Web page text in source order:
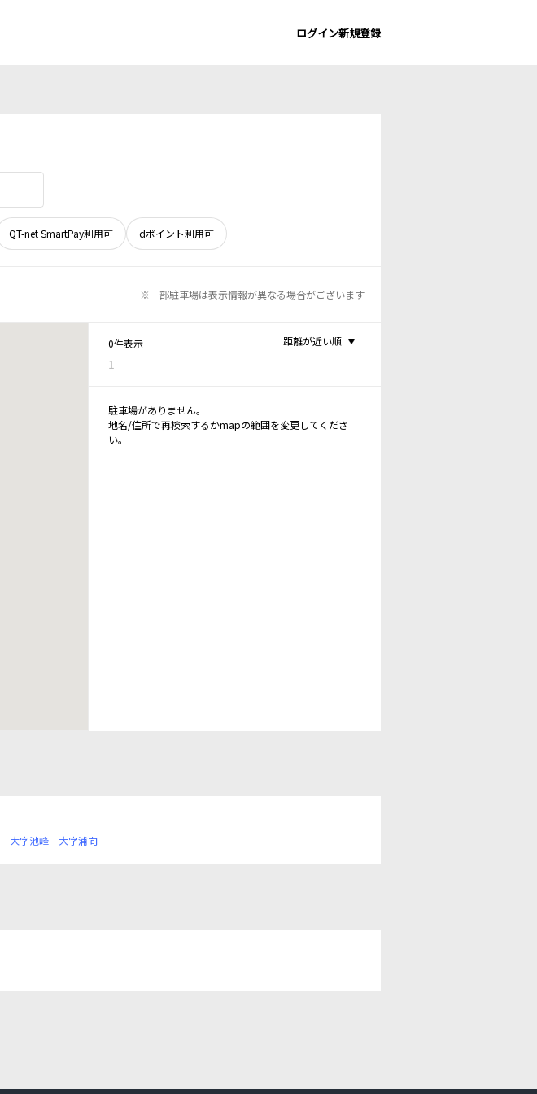
ログイン新規登録
QT-net SmartPay利用可 dポイント利用可
※一部駐車場は表示情報が異なる場合がございます
0件表示
1
距離が近い順
駐車場がありません。
地名/住所で再検索するかmapの範囲を変更してくださ
い。
大字池峰 大字浦向